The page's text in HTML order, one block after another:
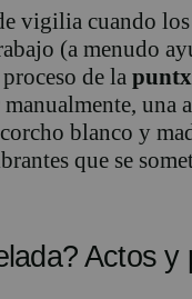
vigilia cuando
(a menudo
de la
una
blanco y
que se
Actos y